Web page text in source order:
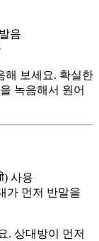
음
해 보세요. 확실한
녹음해서 원어
사용
가 먼저 반말을
. 상대방이 먼저